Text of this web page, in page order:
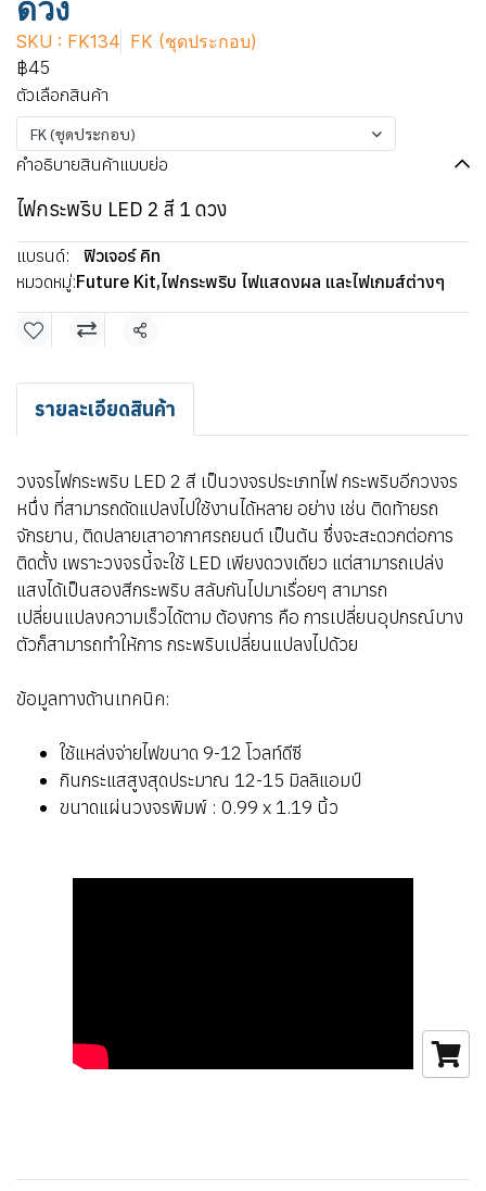
ดวง
SKU : FK134 FK (ชุดประกอบ)
฿45
ตัวเลือกสินค้า
FK (ชุดประกอบ)
คำอธิบายสินค้าแบบย่อ
ไฟกระพริบ LED 2 สี 1 ดวง
แบรนด์:
ฟิวเจอร์ คิท
หมวดหมู่:Future Kit,ไฟกระพริบ ไฟแสดงผล และไฟเกมส์ต่างๆ
แชร์
รายละเอียดสินค้า
วงจรไฟกระพริบ LED 2 สี เป็นวงจรประเภทไฟ กระพริบอีกวงจร
หนึ่ง ที่สามารถดัดแปลงไปใช้งานได้หลาย อย่าง เช่น ติดท้ายรถ
จักรยาน, ติดปลายเสาอากาศรถยนต์ เป็นต้น ซึ่งจะสะดวกต่อการ
ติดตั้ง เพราะวงจรนี้จะใช้ LED เพียงดวงเดียว แต่สามารถเปล่ง
แสงได้เป็นสองสีกระพริบ สลับกันไปมาเรื่อยๆ สามารถ
เปลี่ยนแปลงความเร็วได้ตาม ต้องการ คือ การเปลี่ยนอุปกรณ์บาง
ตัวก็สามารถทำให้การ กระพริบเปลี่ยนแปลงไปด้วย
ข้อมูลทางด้านเทคนิค:
ใช้แหล่งจ่ายไฟขนาด 9-12 โวลท์ดีซี
กินกระแสสูงสุดประมาณ 12-15 มิลลิแอมป์
ขนาดแผ่นวงจรพิมพ์ : 0.99 x 1.19 นิ้ว